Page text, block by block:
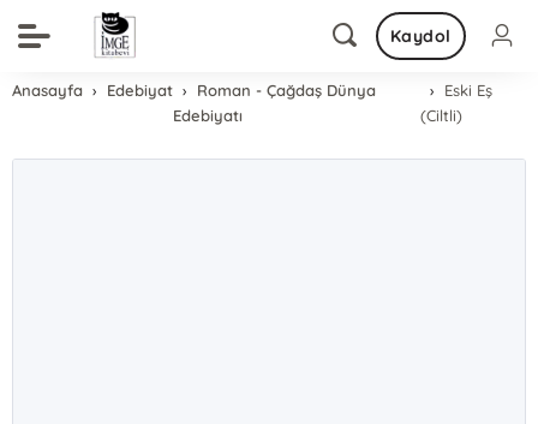
Kaydol
Anasayfa Edebiyat
Roman - Çağdaş Dünya
Edebiyatı
Eski Eş
(Ciltli)